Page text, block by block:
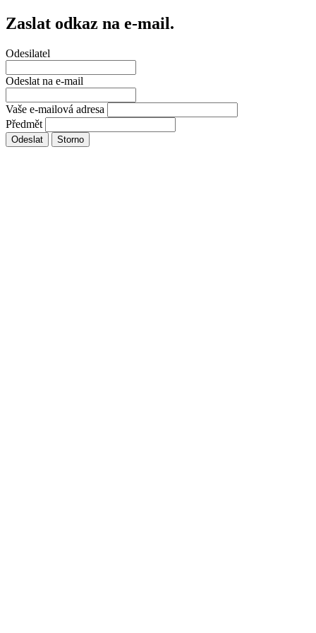
Zaslat odkaz na e-mail.
Odesilatel
Odeslat na e-mail
Vaše e-mailová adresa
Předmět
Odeslat Storno